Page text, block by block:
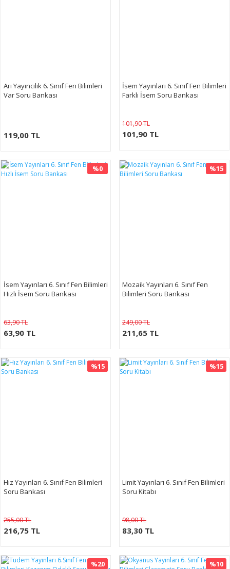
Arı Yayıncılık 6. Sınıf Fen Bilimleri
Var Soru Bankası
119,00 TL
İsem Yayınları 6. Sınıf Fen Bilimleri
Farklı İsem Soru Bankası
101,90 TL
101,90 TL
%0
İsem Yayınları 6. Sınıf Fen Bilimleri
Hızlı İsem Soru Bankası
63,90 TL
63,90 TL
%15
Mozaik Yayınları 6. Sınıf Fen
Bilimleri Soru Bankası
249,00 TL
211,65 TL
%15
Hız Yayınları 6. Sınıf Fen Bilimleri
Soru Bankası
255,00 TL
216,75 TL
%15
Limit Yayınları 6. Sınıf Fen Bilimleri
Soru Kitabı
98,00 TL
83,30 TL
%20 %10